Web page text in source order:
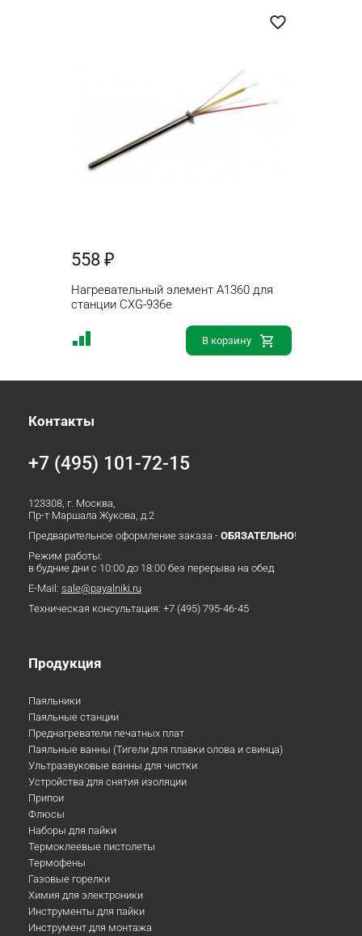
558 ₽
Нагревательный элемент A1360 для
станции CXG-936e
В корзину
Контакты
+7 (495) 101-72-15
123308, г. Москва,
Пр-т Маршала Жукова, д.2
Предварительное оформление заказа - ОБЯЗАТЕЛЬНО!
Режим работы:
в будние дни с 10:00 до 18:00 без перерыва на обед
E-Mail: sale@payalniki.ru
Техническая консультация: +7 (495) 795-46-45
Продукция
Паяльники
Паяльные станции
Преднагреватели печатных плат
Паяльные ванны (Тигели для плавки олова и свинца)
Ультразвуковые ванны для чистки
Устройства для снятия изоляции
Припои
Флюсы
Наборы для пайки
Термоклеевые пистолеты
Термофены
Газовые горелки
Химия для электроники
Инструменты для пайки
Инструмент для монтажа